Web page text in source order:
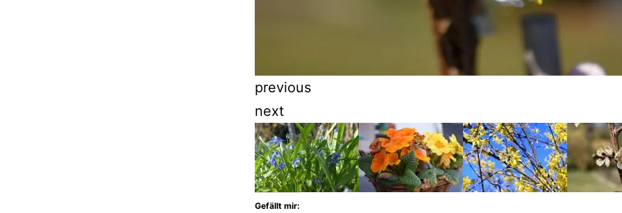
previous
next
Gefällt mir: